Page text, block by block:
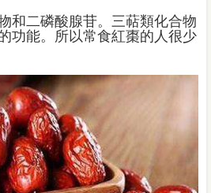
和二磷酸腺苷。三萜類化合物
功能。所以常食紅棗的人很少